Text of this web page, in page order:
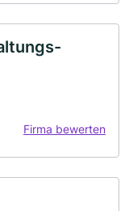
Firma bewerten